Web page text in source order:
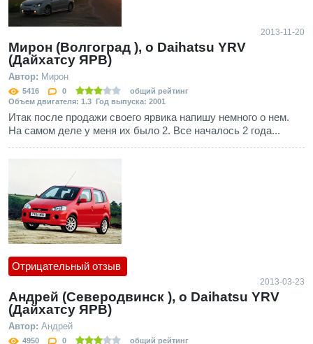
2013-11-20
Мирон (Волгоград ), о Daihatsu YRV
(Дайхатсу ЯРВ)
Автор: Мирон
5416 0
общий рейтинг
Объем двигателя: 1.3 Год выпуска: 2001
Итак после продажи своего ярвика напишу немного о нем.
На самом деле у меня их было 2. Все началось 2 года...
Отрицательный отзыв
2013-03-23
Андрей (Северодвинск ), о Daihatsu YRV
(Дайхатсу ЯРВ)
Автор: Андрей
4950 0
общий рейтинг